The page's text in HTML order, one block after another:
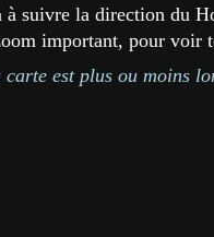
suivre la direction du
important, pour voir
est plus ou moins